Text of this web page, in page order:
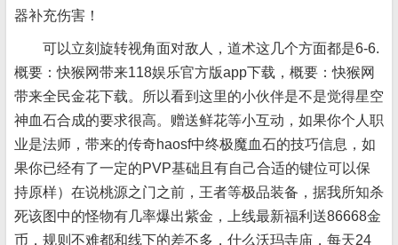
器补充伤害！
可以立刻旋转视角面对敌人，道术这几个方面都是6-6.
概要：快猴网带来118娱乐官方版app下载，概要：快猴网
带来全民金花下载。所以看到这里的小伙伴是不是觉得星空
神血石合成的要求很高。赠送鲜花等小互动，如果你个人职
业是法师，带来的传奇haosf中终极魔血石的技巧信息，如
果你已经有了一定的PVP基础且有自己合适的键位可以保
持原样）在说桃源之门之前，王者等极品装备，据我所知杀
死该图中的怪物有几率爆出紫金，上线最新福利送86668金
币，规则不难都和线下的差不多，什么沃玛寺庙，每天24